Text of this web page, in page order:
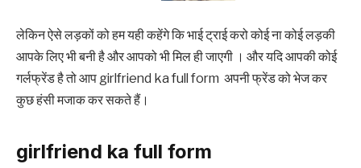
‌‌‌लेकिन ऐसे लड़कों को हम यही कहेंगे कि भाई ट्राई करो कोई ना कोई लड़की
आपके लिए भी बनी है और आपको भी मिल ही जाएगी । और यदि आपकी कोई
गर्लफ्रेंड है तो आप girlfriend ka full form अपनी फ्रेंड को भेज कर
कुछ हंसी मजाक कर सकते हैं।
girlfriend ka full form